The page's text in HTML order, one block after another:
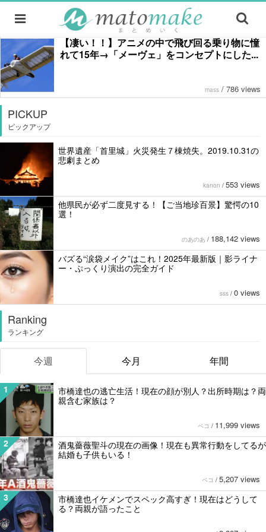
【凄い！！】アニメの中で飛び回る乗り物に憧
れて15年→「メーヴェ」をコンセプトにした...
mass / 786 views
PICKUP
ピックアップ
世界遺産「首里城」火災発生７棟焼失。2019.10.31の
悲劇まとめ
kanon / 553 views
他県民が必ず二度見する！【ご当地珍百景】驚愕の10
選！
のあのあ / 188,142 views
バズる“涙袋メイク”はこれ！2025年最新版｜影ライナ
ー・ぷっくり演出の完全ガイド
sss / 0 views
Ranking
ランキング
今週 今月 年間
1
市橋達也の逃亡生活！現在の顔が別人？出所時期は？両
親含む家族は？
ペコ / 11,999 views
2
酒鬼薔薇聖斗の現在の画像！現在も異常行動をしてるが
結婚も子供もいる！
ペコ / 5,207 views
3
市橋達也イケメンでスペック高すぎ！現在はどうして
る？両親が語ったこと